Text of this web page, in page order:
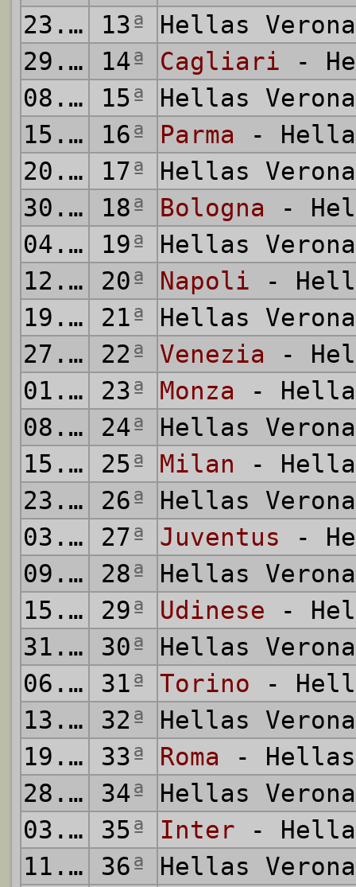
23.11.2024
13ª
Hellas
29.11.2024
14ª Cagliari -
08.12.2024
15ª
Hellas
15.12.2024
16ª Parma -
20.12.2024
17ª
Hellas
30.12.2024
18ª Bologna -
04.01.2025
19ª
Hellas
12.01.2025
20ª Napoli -
19.01.2025
21ª
Hellas
27.01.2025
22ª Venezia -
01.02.2025
23ª Monza -
08.02.2025
24ª
Hellas
15.02.2025
25ª Milan -
23.02.2025
26ª
Hellas
03.03.2025
27ª Juventus -
09.03.2025
28ª
Hellas
15.03.2025
29ª Udinese -
31.03.2025
30ª
Hellas
06.04.2025
31ª Torino -
13.04.2025
32ª
Hellas
19.04.2025
33ª Roma - Hellas
28.04.2025
34ª
Hellas
03.05.2025
35ª Inter -
11.05.2025
36ª
Hellas